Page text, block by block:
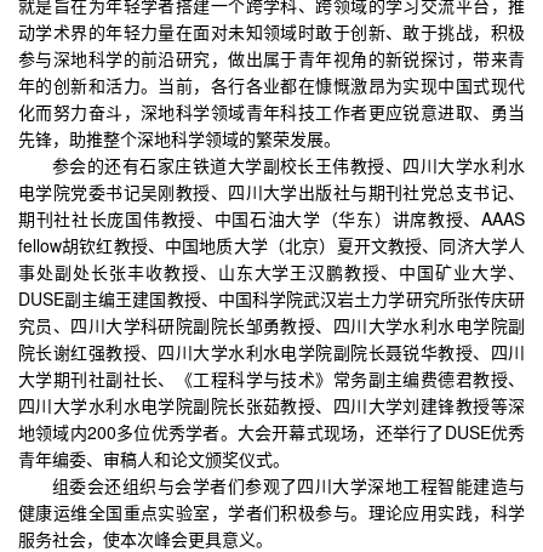
动学术界的年轻力量在面对未知领域时敢于创新、敢于挑战，积极
参与深地科学的前沿研究，做出属于青年视角的新锐探讨，带来青
年的创新和活力。当前，各行各业都在慷慨激昂为实现中国式现代
化而努力奋斗，深地科学领域青年科技工作者更应锐意进取、勇当
先锋，助推整个深地科学领域的繁荣发展。
参会的还有石家庄铁道大学副校长王伟教授、四川大学水利水
电学院党委书记吴刚教授、四川大学出版社与期刊社党总支书记、
期刊社社长庞国伟教授、中国石油大学（华东）讲席教授、AAAS
fellow胡钦红教授、中国地质大学（北京）夏开文教授、同济大学人
事处副处长张丰收教授、山东大学王汉鹏教授、中国矿业大学、
DUSE副主编王建国教授、中国科学院武汉岩土力学研究所张传庆研
究员、四川大学科研院副院长邹勇教授、四川大学水利水电学院副
院长谢红强教授、四川大学水利水电学院副院长聂锐华教授、四川
大学期刊社副社长、《工程科学与技术》常务副主编费德君教授、
四川大学水利水电学院副院长张茹教授、四川大学刘建锋教授等深
地领域内200多位优秀学者。大会开幕式现场，还举行了DUSE优秀
青年编委、审稿人和论文颁奖仪式。
组委会还组织与会学者们参观了四川大学深地工程智能建造与
健康运维全国重点实验室，学者们积极参与。理论应用实践，科学
服务社会，使本次峰会更具意义。